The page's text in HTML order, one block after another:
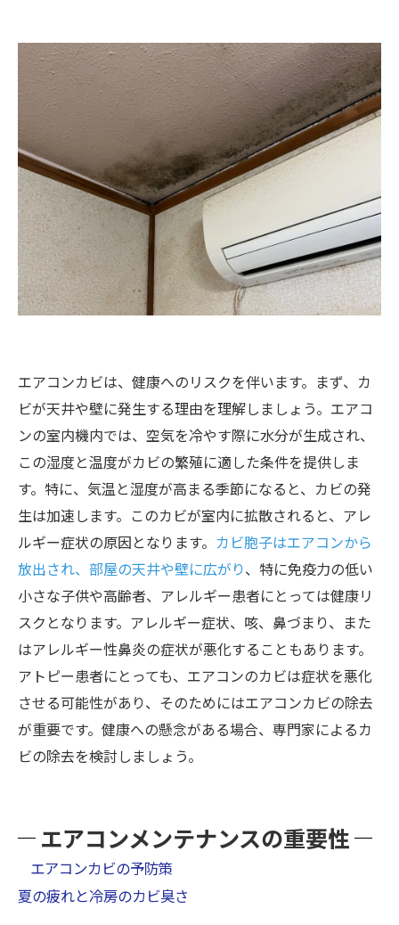
エアコンカビは、健康へのリスクを伴います。まず、カ
ビが天井や壁に発生する理由を理解しましょう。エアコ
ンの室内機内では、空気を冷やす際に水分が生成され、
この湿度と温度がカビの繁殖に適した条件を提供しま
す。特に、気温と湿度が高まる季節になると、カビの発
生は加速します。このカビが室内に拡散されると、アレ
ルギー症状の原因となります。 カビ胞子はエアコンから
放出され、部屋の天井や壁に広がり、特に免疫力の低い
小さな子供や高齢者、アレルギー患者にとっては健康リ
スクとなります。アレルギー症状、咳、鼻づまり、また
はアレルギー性鼻炎の症状が悪化することもあります。
アトピー患者にとっても、エアコンのカビは症状を悪化
させる可能性があり、そのためにはエアコンカビの除去
が重要です。健康への懸念がある場合、専門家によるカ
ビの除去を検討しましょう。
エアコンメンテナンスの重要性
エアコンカビの予防策
夏の疲れと冷房のカビ臭さ